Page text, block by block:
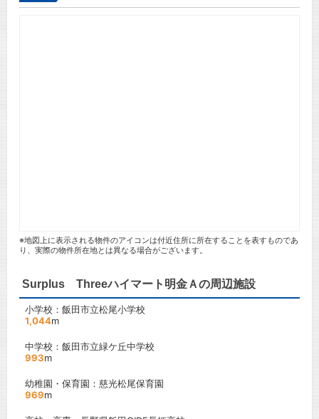
※地図上に表示される物件のアイコンは付近住所に所在することを表すものであ
り、実際の物件所在地とは異なる場合がございます。
Surplus Threeハイマート明金Ａの周辺施設
小学校：飯田市立松尾小学校
1,044m
中学校：飯田市立緑ケ丘中学校
993m
幼稚園・保育園：慈光松尾保育園
969m